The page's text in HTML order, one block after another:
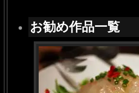
お勧め作品一覧